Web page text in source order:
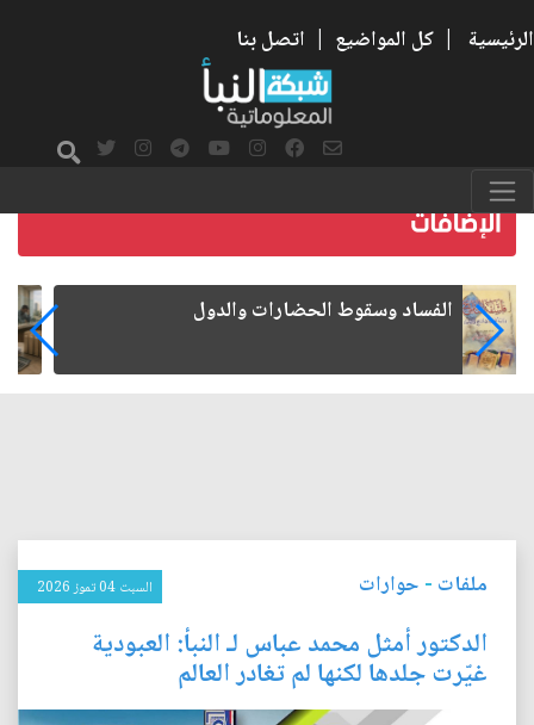
الرئيسية | كل المواضيع | اتصل بنا
رواتب الموظفين على صفيح ساخن
ملفات - حوارات السبت 04 تموز 2026
الدكتور أمثل محمد عباس لـ النبأ: العبودية
غيّرت جلدها لكنها لم تغادر العالم